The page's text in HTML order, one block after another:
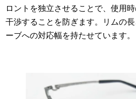
ロントを独立させることで、使用
干渉することを防ぎます。リムの
ーブへの対応幅を持たせています。